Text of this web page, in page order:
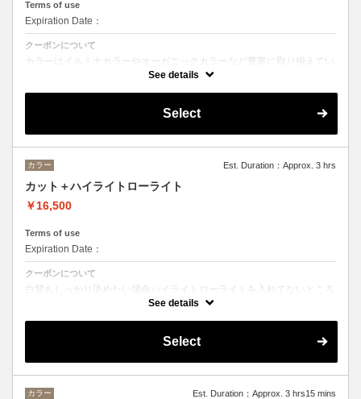
Terms of use
Expiration Date：
クーポンについて
カラーはイルミナカラーやオーガニックカラーなど豊富に取り揃えてい
ます。 デザインによってご相談しながらベストな選択をさせて頂きま
※フルカラーの場合プラス¥1100
トリートメントの種類によって料金が異なります。
髪質別集中トリートメント→¥20550
当日ご相談の上、ご選択頂けます。
See details
Select
カラー Est. Duration：Approx. 3 hrs
カット＋ハイライトローライト
￥16,500
Terms of use
Expiration Date：
クーポンについて
白髪もしっかり染めたい場合ハイライトローライトを入れてないところ
を染めていく場合もございます。
その場合プラス2200円から5500円程度になります。
ハイライトローライトの入れる量によって変動しますのでご相談下さ
See details
Select
カラー Est. Duration：Approx. 3 hrs15 mins